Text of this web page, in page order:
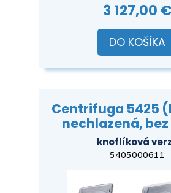
3 127,00 €
DO KOŠÍKA
Centrifuga 5425
nechlazená,
knoflíková
5405000611